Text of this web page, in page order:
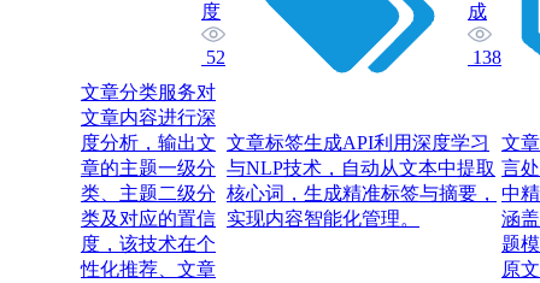
度
52
文章分类服务对
文章内容进行深
度分析，输出文
章的主题一级分
类、主题二级分
类及对应的置信
度，该技术在个
性化推荐、文章
成
138
文章标签生成API利用深度学习
与NLP技术，自动从文本中提取
核心词，生成精准标签与摘要，
实现内容智能化管理。
文
言
中
涵
题
原